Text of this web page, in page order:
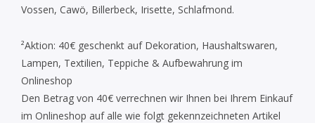
Vossen, Cawö, Billerbeck, Irisette, Schlafmond.
²Aktion: 40€ geschenkt auf Dekoration, Haushaltswaren,
Lampen, Textilien, Teppiche & Aufbewahrung im
Onlineshop
Den Betrag von 40€ verrechnen wir Ihnen bei Ihrem Einkauf
im Onlineshop auf alle wie folgt gekennzeichneten Artikel